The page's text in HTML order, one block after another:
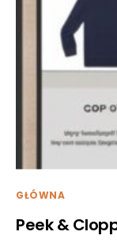
GŁÓWNA
Peek &